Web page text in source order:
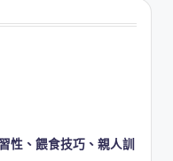
性、餵食技巧、親人訓